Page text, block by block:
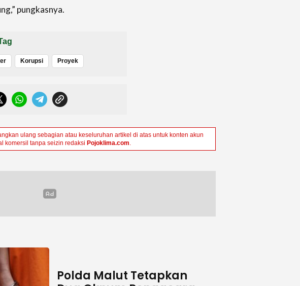
pungkasnya.
Korupsi Proyek
ulang sebagian atau keseluruhan artikel di atas untuk konten akun
komersil tanpa seizin redaksi Pojoklima.com.
Polda Malut Tetapkan